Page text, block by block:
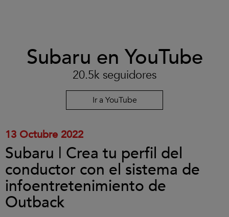
Subaru en YouTube
20.5k seguidores
Ir a YouTube
aceptar
13 Octubre 2022
Subaru | Crea tu perfil del
conductor con el sistema de
infoentretenimiento de
Outback